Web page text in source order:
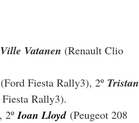
Ville Vatanen (Renault Clio
(Ford Fiesta Rally3), 2º Tristan
Rally3).
2º Ioan Lloyd (Peugeot 208